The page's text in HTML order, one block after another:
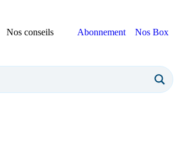
Nos conseils Abonnement Nos Box